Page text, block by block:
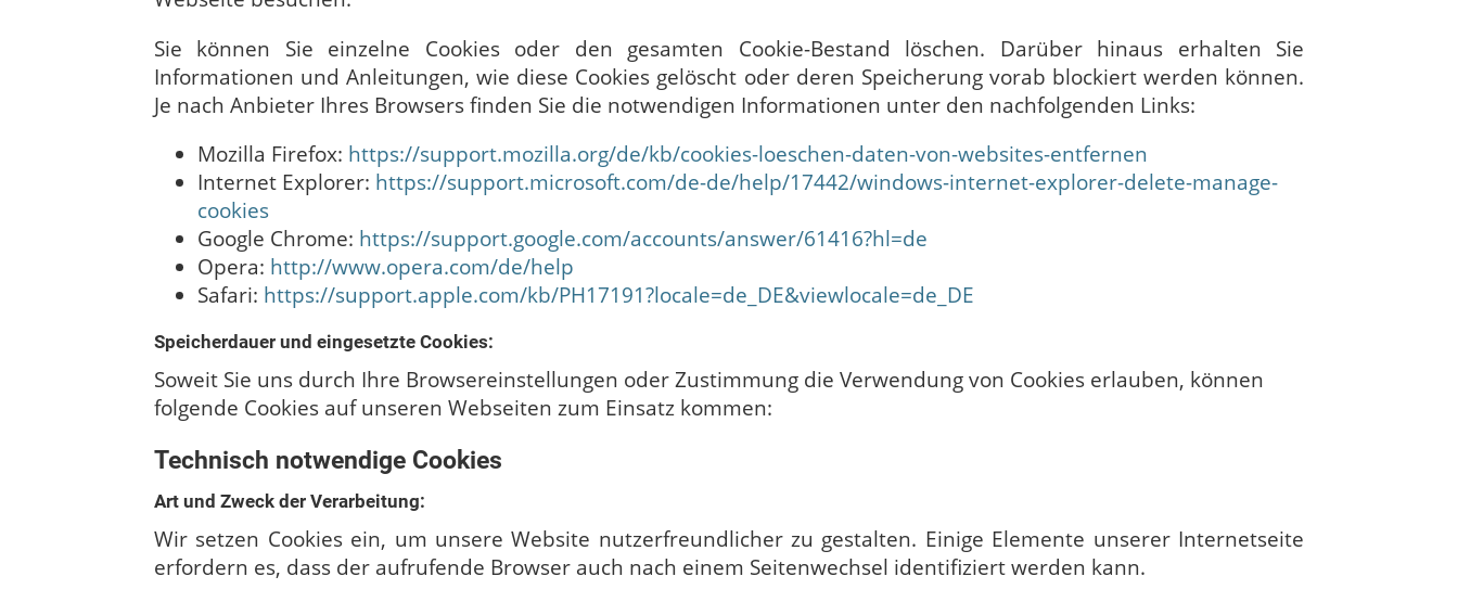
Sie können Sie einzelne Cookies oder den gesamten Cookie-Bestand löschen. Darüber hinaus erhalten Sie
Informationen und Anleitungen, wie diese Cookies gelöscht oder deren Speicherung vorab blockiert werden können.
Je nach Anbieter Ihres Browsers finden Sie die notwendigen Informationen unter den nachfolgenden Links:
Mozilla Firefox: https://support.mozilla.org/de/kb/cookies-loeschen-daten-von-websites-entfernen
Internet Explorer: https://support.microsoft.com/de-de/help/17442/windows-internet-explorer-delete-manage-
cookies
Google Chrome: https://support.google.com/accounts/answer/61416?hl=de
Opera: http://www.opera.com/de/help
Safari: https://support.apple.com/kb/PH17191?locale=de_DE&viewlocale=de_DE
Speicherdauer und eingesetzte Cookies:
Soweit Sie uns durch Ihre Browsereinstellungen oder Zustimmung die Verwendung von Cookies erlauben, können
folgende Cookies auf unseren Webseiten zum Einsatz kommen:
Technisch notwendige Cookies
Art und Zweck der Verarbeitung:
Wir setzen Cookies ein, um unsere Website nutzerfreundlicher zu gestalten. Einige Elemente unserer Internetseite
erfordern es, dass der aufrufende Browser auch nach einem Seitenwechsel identifiziert werden kann.